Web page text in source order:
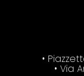
•
• Via